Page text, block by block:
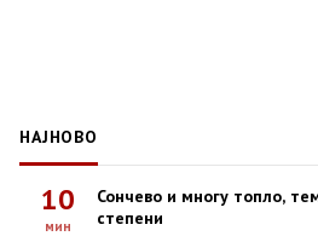
НАЈНОВО
10
мин
Сончево и многу топло,
степени